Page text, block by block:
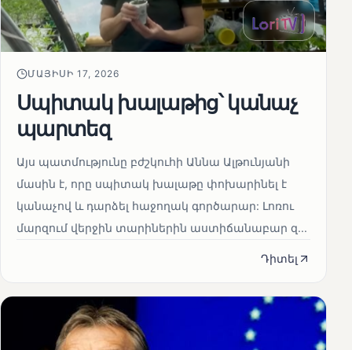
ՄԱՅԻՍԻ 17, 2026
Սպիտակ խալաթից՝ կանաչ
պարտեզ
Այս պատմությունը բժշկուհի Աննա Ալթունյանի
մասին է, որը սպիտակ խալաթը փոխարինել է
կանաչով և դարձել հաջողակ գործարար: Լոռու
մարզում վերջին տարիներին աստիճանաբար զ...
Դիտել